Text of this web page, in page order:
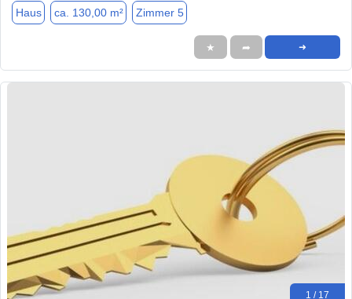
Haus ca. 130,00 m² Zimmer 5
★ ➦ ➜
1 / 17